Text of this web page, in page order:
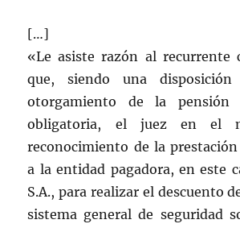
[…]
«Le asiste razón al recurrente
que, siendo una
otorgamiento de la pensión
obligatoria, el juez en el
reconocimiento de la
a la entidad pagadora, en este
S.A., para realizar el descuento
sistema general de seguridad